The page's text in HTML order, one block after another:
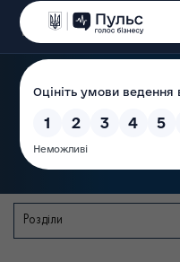
Розділи